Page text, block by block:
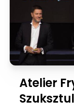
Atelier